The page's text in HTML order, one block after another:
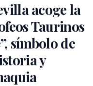
acoge la
Taurinos
símbolo de
y